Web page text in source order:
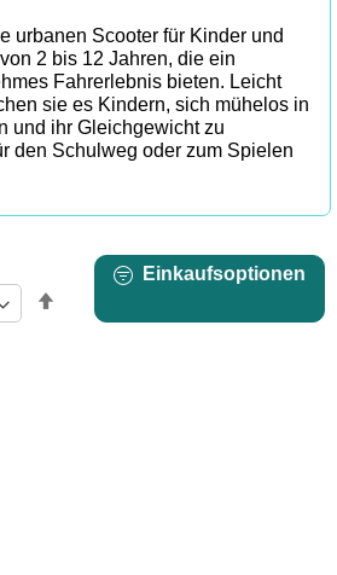
urbanen Scooter für Kinder und
2 bis 12 Jahren, die ein
Fahrerlebnis bieten. Leicht
sie es Kindern, sich mühelos in
und ihr Gleichgewicht zu
den Schulweg oder zum Spielen
sortieren
Einkaufsoptionen